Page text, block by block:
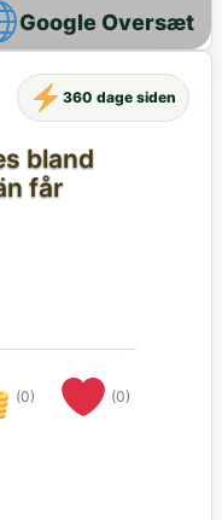
Google Oversæt
bland
får
(0) (0)
360 dage siden